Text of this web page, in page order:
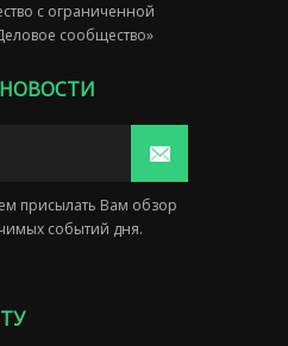
с ограниченной
сообщество»
присылать Вам обзор
событий дня.